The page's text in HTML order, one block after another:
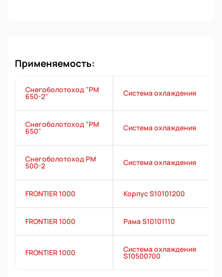
Применяемость:
Снегоболотоход "РМ
650-2" Система охлаждения
Снегоболотоход "РМ
650" Система охлаждения
Снегоболотоход РМ
500-2 Система охлаждения
FRONTIER 1000 Корпус S10101200
FRONTIER 1000 Рама S10101110
FRONTIER 1000 Система охлаждения
S10500700